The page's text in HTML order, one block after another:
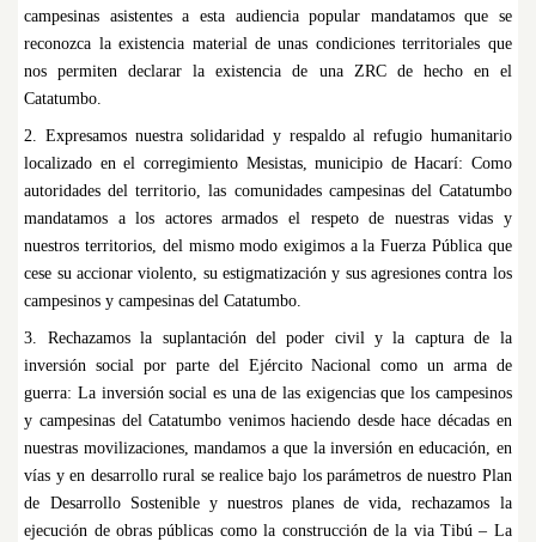
campesinas asistentes a esta audiencia popular mandatamos que se
reconozca la existencia material de unas condiciones territoriales que
nos permiten declarar la existencia de una ZRC de hecho en el
Catatumbo.
2. Expresamos nuestra solidaridad y respaldo al refugio humanitario
localizado en el corregimiento Mesistas, municipio de Hacarí: Como
autoridades del territorio, las comunidades campesinas del Catatumbo
mandatamos a los actores armados el respeto de nuestras vidas y
nuestros territorios, del mismo modo exigimos a la Fuerza Pública que
cese su accionar violento, su estigmatización y sus agresiones contra los
campesinos y campesinas del Catatumbo.
3. Rechazamos la suplantación del poder civil y la captura de la
inversión social por parte del Ejército Nacional como un arma de
guerra: La inversión social es una de las exigencias que los campesinos
y campesinas del Catatumbo venimos haciendo desde hace décadas en
nuestras movilizaciones, mandamos a que la inversión en educación, en
vías y en desarrollo rural se realice bajo los parámetros de nuestro Plan
de Desarrollo Sostenible y nuestros planes de vida, rechazamos la
ejecución de obras públicas como la construcción de la via Tibú – La